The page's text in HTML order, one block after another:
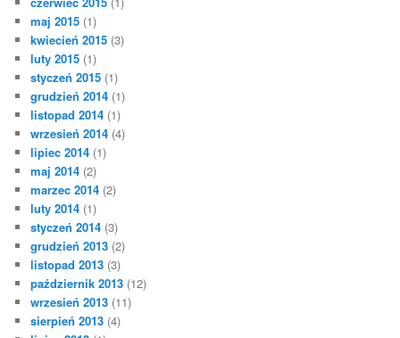
maj 2015 (1)
kwiecień 2015 (3)
luty 2015 (1)
styczeń 2015 (1)
grudzień 2014 (1)
listopad 2014 (1)
wrzesień 2014 (4)
lipiec 2014 (1)
maj 2014 (2)
marzec 2014 (2)
luty 2014 (1)
styczeń 2014 (3)
grudzień 2013 (2)
listopad 2013 (3)
październik 2013 (12)
wrzesień 2013 (11)
sierpień 2013 (4)